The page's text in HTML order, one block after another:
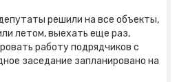
решили на все объекты,
летом, выехать еще раз,
работу подрядчиков с
заседание запланировано на